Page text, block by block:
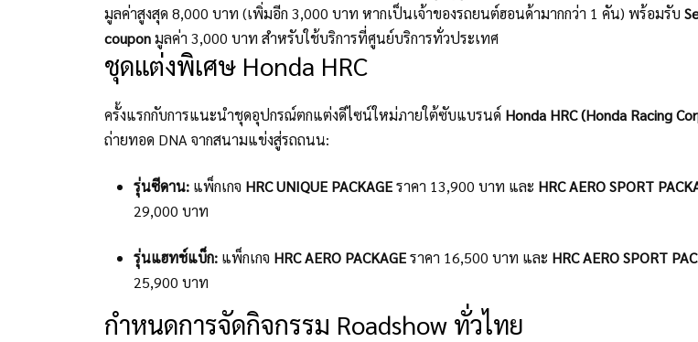
มูลค่าสูงสุด 8,000 บาท (เพิ่มอีก 3,000 บาท หากเป็นเจ้าของรถยนต์ฮอนด้ามากกว่า 1 คัน) พร้อมรับ
couponมูลค่า 3,000 บาท สำหรับใช้บริการที่ศูนย์บริการทั่วประเทศ
ชุดแต่งพิเศษ Honda HRC
ครั้งแรกกับการแนะนำชุดอุปกรณ์ตกแต่งดีไซน์ใหม่ภายใต้ซับแบรนด์ Honda HRC (Honda Racing
ถ่ายทอด DNA จากสนามแข่งสู่รถถนน:
รุ่นซีดาน: แพ็กเกจ HRC UNIQUE PACKAGEราคา 13,900 บาท และ HRC AERO SPORT
29,000 บาท
รุ่นแฮทช์แบ็ก: แพ็กเกจ HRC AERO PACKAGEราคา 16,500 บาท และ HRC AERO SPORT
25,900 บาท
กำหนดการจัดกิจกรรม Roadshow ทั่วไทย